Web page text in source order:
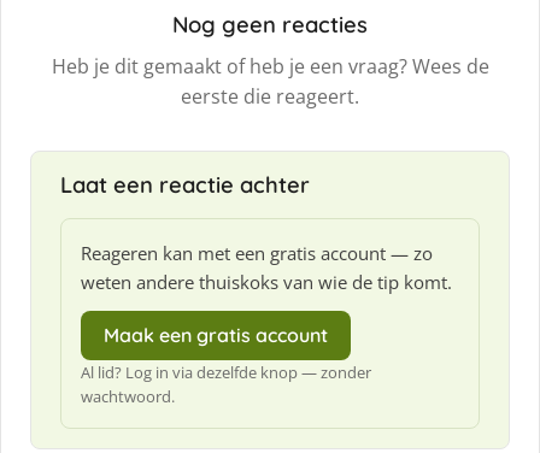
Nog geen reacties
Heb je dit gemaakt of heb je een vraag? Wees de
eerste die reageert.
Laat een reactie achter
Reageren kan met een gratis account — zo
weten andere thuiskoks van wie de tip komt.
Maak een gratis account
Al lid? Log in via dezelfde knop — zonder
wachtwoord.